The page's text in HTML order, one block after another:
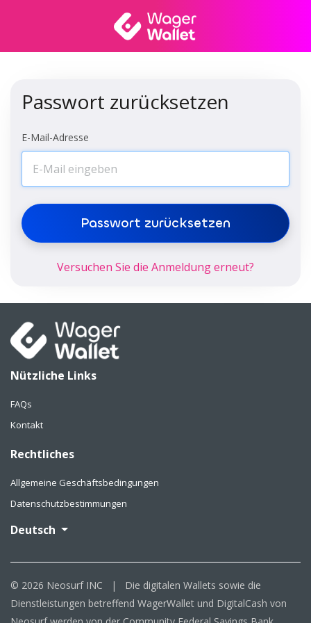
Passwort zurücksetzen
E-Mail-Adresse
Passwort zurücksetzen
Versuchen Sie die Anmeldung erneut?
Nützliche Links
FAQs
Kontakt
Rechtliches
Allgemeine Geschäftsbedingungen
Datenschutzbestimmungen
Deutsch
© 2026 Neosurf INC |
Die digitalen Wallets sowie die
Dienstleistungen betreffend WagerWallet und DigitalCash von